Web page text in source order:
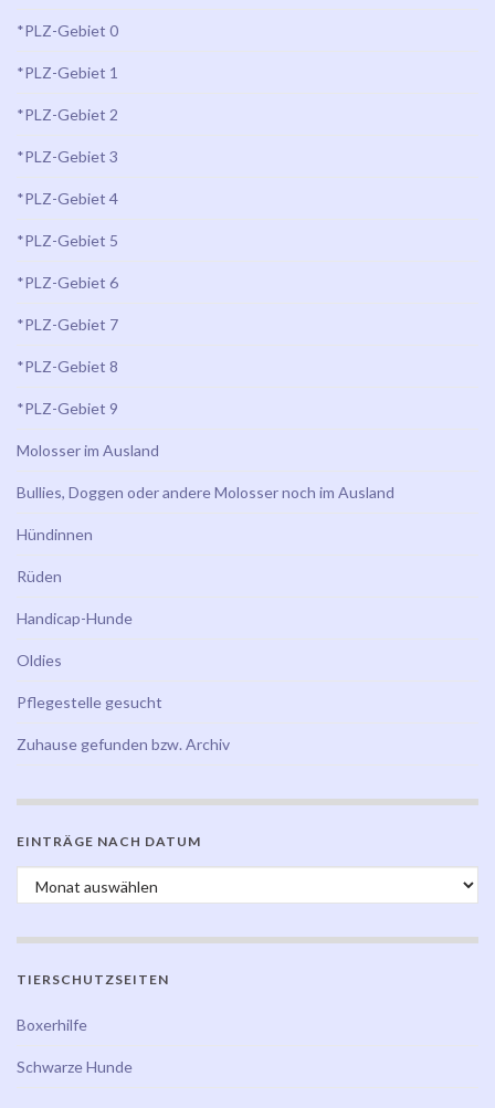
*PLZ-Gebiet 0
*PLZ-Gebiet 1
*PLZ-Gebiet 2
*PLZ-Gebiet 3
*PLZ-Gebiet 4
*PLZ-Gebiet 5
*PLZ-Gebiet 6
*PLZ-Gebiet 7
*PLZ-Gebiet 8
*PLZ-Gebiet 9
Molosser im Ausland
Bullies, Doggen oder andere Molosser noch im Ausland
Hündinnen
Rüden
Handicap-Hunde
Oldies
Pflegestelle gesucht
Zuhause gefunden bzw. Archiv
EINTRÄGE NACH DATUM
Einträge nach Datum
TIERSCHUTZSEITEN
Boxerhilfe
Schwarze Hunde